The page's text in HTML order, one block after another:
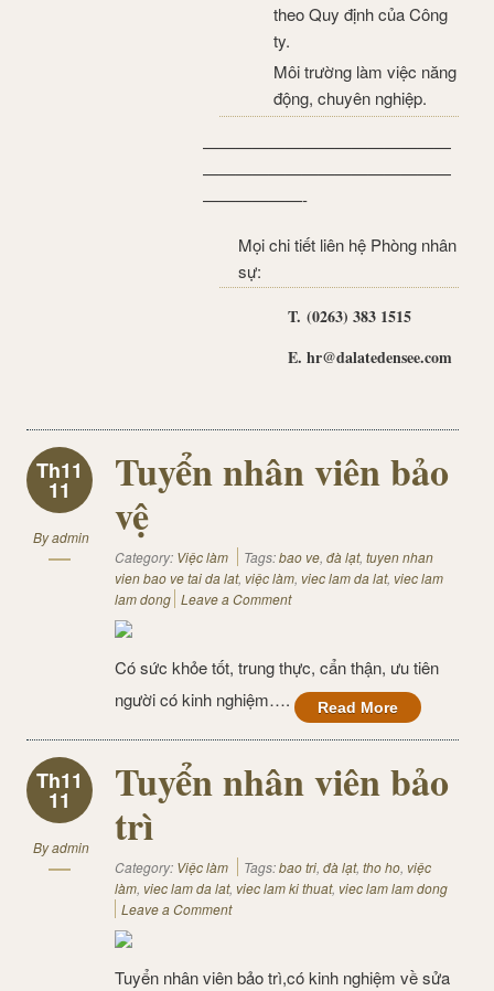
theo Quy định của Công
ty.
Môi trường làm việc năng
động, chuyên nghiệp.
———————————————
———————————————
——————-
Mọi chi tiết liên hệ Phòng nhân
sự:
T. (0263) 383 1515
E. hr@dalatedensee.com
Th11
11
Byadmin
Tuyển nhân viên bảo
vệ
Category: Việc làm Tags:bao ve, đà lạt, tuyen nhan
vien bao ve tai da lat, việc làm, viec lam da lat, viec lam
lam dong Leave a Comment
Có sức khỏe tốt, trung thực, cẩn thận, ưu tiên
người có kinh nghiệm….
Read More
Th11
11
Byadmin
Tuyển nhân viên bảo
trì
Category: Việc làm Tags:bao tri, đà lạt, tho ho, việc
làm, viec lam da lat, viec lam ki thuat, viec lam lam dong
Leave a Comment
Tuyển nhân viên bảo trì,có kinh nghiệm về sửa